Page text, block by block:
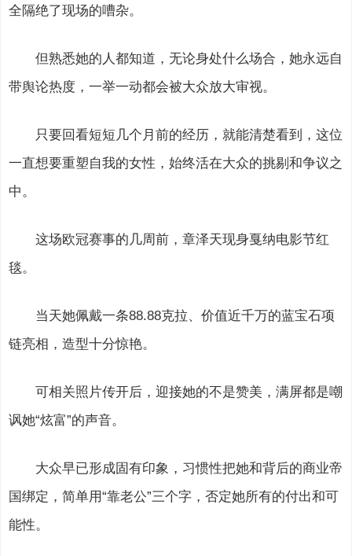
全隔绝了现场的嘈杂。
但熟悉她的人都知道，无论身处什么场合，她永远自
带舆论热度，一举一动都会被大众放大审视。
只要回看短短几个月前的经历，就能清楚看到，这位
一直想要重塑自我的女性，始终活在大众的挑剔和争议之
中。
这场欧冠赛事的几周前，章泽天现身戛纳电影节红
毯。
当天她佩戴一条88.88克拉、价值近千万的蓝宝石项
链亮相，造型十分惊艳。
可相关照片传开后，迎接她的不是赞美，满屏都是嘲
讽她“炫富”的声音。
大众早已形成固有印象，习惯性把她和背后的商业帝
国绑定，简单用“靠老公”三个字，否定她所有的付出和可
能性。